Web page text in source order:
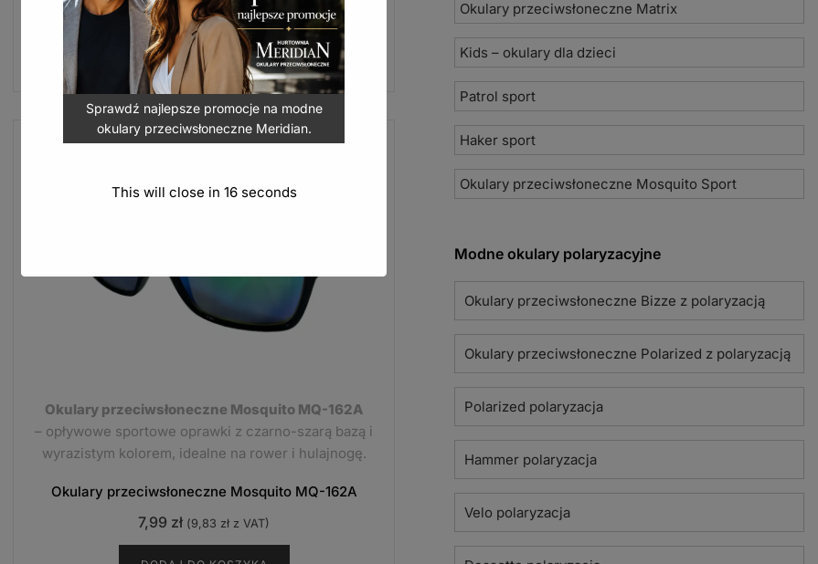
7,99 zł 9,83złz VAT)
DODAJ DO KOSZYKA
Okulary przeciwsłoneczne Mosquito MQ-162A
– opływowe sportowe oprawki z czarno-szarą bazą i
wyrazistym kolorem, idealne na rower i hulajnogę.
Okulary przeciwsłoneczne Mosquito MQ-162A
7,99 zł (9,83 zł z VAT)
Okulary przeciwsłoneczne Matrix
Kids – okulary dla dzieci
Patrol sport
Haker sport
Okulary przeciwsłoneczne Mosquito Sport
Modne okulary polaryzacyjne
Okulary przeciwsłoneczne Bizze z polaryzacją
Okulary przeciwsłoneczne Polarized z polaryzacją
Polarized polaryzacja
Hammer polaryzacja
Velo polaryzacja
Sprawdź najlepsze promocje na modne
okulary przeciwsłoneczne Meridian.
This will close in 15seconds